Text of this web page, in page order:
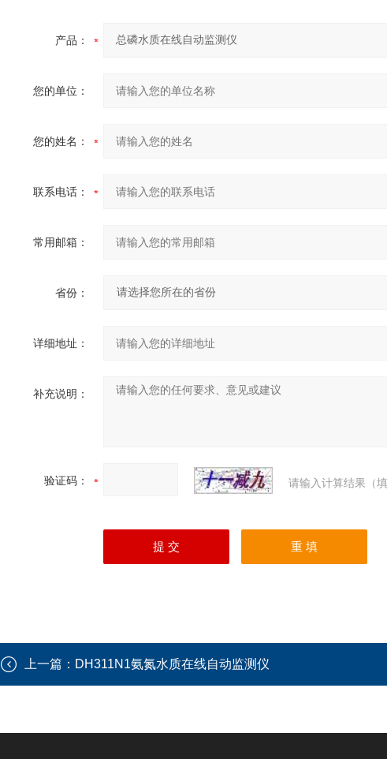
产品：
您的单位：
您的姓名：
联系电话：
常用邮箱：
省份：
详细地址：
补充说明：
验证码： 请输入计算结果（
上一篇： DH311N1氨氮水质在线自动监测仪